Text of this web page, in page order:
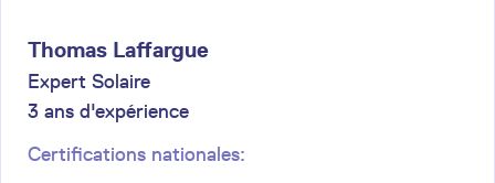
Thomas Laffargue
Expert Solaire
3 ans d'expérience
Certifications nationales: